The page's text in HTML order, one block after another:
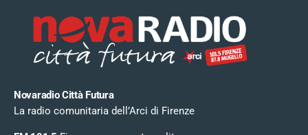
Novaradio Città Futura
La radio comunitaria dell’Arci di Firenze